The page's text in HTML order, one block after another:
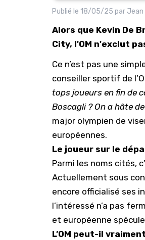
Publié le 18/05/25 par Jean
Alors que Kevin De
City, l'OM n'exclut
Ce n’est pas une
conseiller sportif de
tops joueurs en fin de
Boscagli ? On a hâte
major olympien de
européennes.
Le joueur sur le
Parmi les noms cités,
Actuellement sous
encore officialisé ses
l’intéressé n’a pas
et européenne
L’OM peut-il